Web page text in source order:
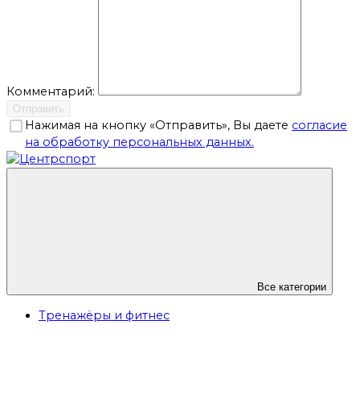
Комментарий:
Отправить
Нажимая на кнопку «Отправить», Вы даете согласие
на обработку персональных данных.
Все категории
Тренажёры и фитнес